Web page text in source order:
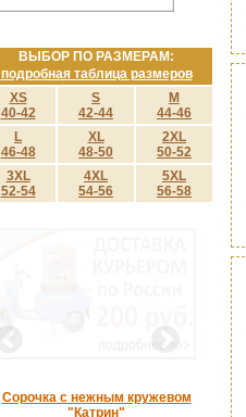
ВЫБОР ПО РАЗМЕРАМ:
подробная таблица размеров
XS
40-42
S
42-44
M
44-46
L
46-48
XL
48-50
2XL
50-52
3XL
52-54
4XL
54-56
5XL
56-58
Сорочка с нежным кружевом
"Катрин"